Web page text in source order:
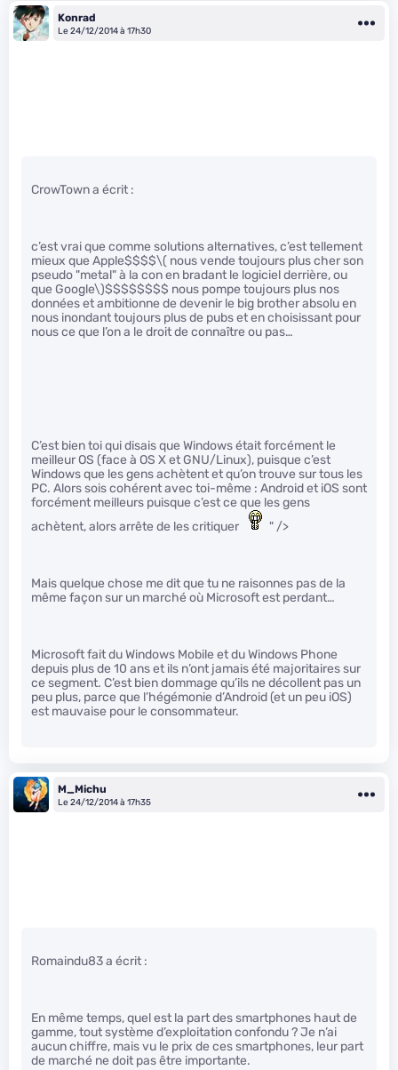
Konrad
Le 24/12/2014 à 17h30
CrowTown a écrit :
c’est vrai que comme solutions alternatives, c’est tellement
mieux que Apple$$$$\( nous vende toujours plus cher son
pseudo "metal" à la con en bradant le logiciel derrière, ou
que Google\)$$$$$$$$ nous pompe toujours plus nos
données et ambitionne de devenir le big brother absolu en
nous inondant toujours plus de pubs et en choisissant pour
nous ce que l’on a le droit de connaître ou pas…
C’est bien toi qui disais que Windows était forcément le
meilleur OS (face à OS X et GNU/Linux), puisque c’est
Windows que les gens achètent et qu’on trouve sur tous les
PC. Alors sois cohérent avec toi-même : Android et iOS sont
forcément meilleurs puisque c’est ce que les gens
achètent, alors arrête de les critiquer
" />
Mais quelque chose me dit que tu ne raisonnes pas de la
même façon sur un marché où Microsoft est perdant…
Microsoft fait du Windows Mobile et du Windows Phone
depuis plus de 10 ans et ils n’ont jamais été majoritaires sur
ce segment. C’est bien dommage qu’ils ne décollent pas un
peu plus, parce que l’hégémonie d’Android (et un peu iOS)
est mauvaise pour le consommateur.
M_Michu
Le 24/12/2014 à 17h35
Romaindu83 a écrit :
En même temps, quel est la part des smartphones haut de
gamme, tout système d’exploitation confondu ? Je n’ai
aucun chiffre, mais vu le prix de ces smartphones, leur part
de marché ne doit pas être importante.